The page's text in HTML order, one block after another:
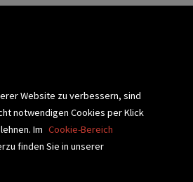
Website zu verbessern, sind
notwendigen Cookies per Klick
Im Cookie-Bereich
finden Sie in unserer